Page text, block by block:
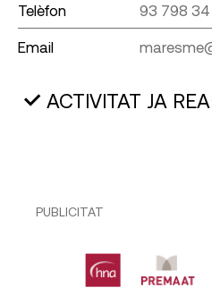
Telèfon 93 798
Email
ACTIVITAT JA
PUBLICITAT